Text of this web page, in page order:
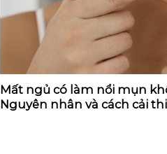
Mất ngủ có làm nổi mụn
Nguyên nhân và cách cải